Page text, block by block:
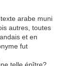
arabe muni
autres, toutes
et en
fut